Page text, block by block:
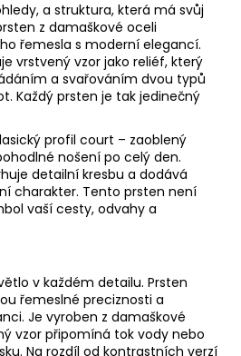
a struktura, která má svůj
z damaškové oceli
řemesla s moderní elegancí.
vrstvený vzor jako reliéf, který
a svařováním dvou typů
Každý prsten je tak jedinečný
profil court – zaoblený
nošení po celý den.
detailní kresbu a dodává
charakter. Tento prsten není
vaší cesty, odvahy a
v každém detailu. Prsten
řemeslné preciznosti a
Je vyroben z damaškové
vzor připomíná tok vody nebo
Na rozdíl od kontrastních verzí